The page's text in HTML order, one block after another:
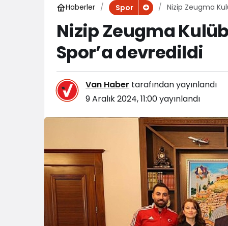
Haberler Spor Nizip Zeugma
Nizip Zeugma
Spor’a devredildi
Van Haber tarafından yayınlandı
9 Aralık 2024, 11:00yayınlandı